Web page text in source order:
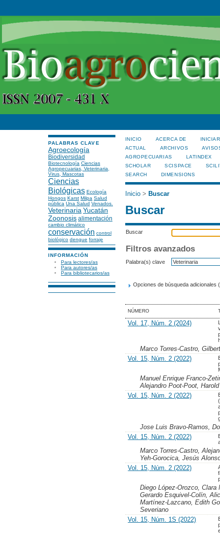
PALABRAS CLAVE
Agroecología
Biodiversidad
Biotecnología Ciencias
Agropecuarias, Veterinaria,
Virus, Mascotas
Ciencias
Biológicas Ecología
Hongos Karst Milpa Salud
pública Una Salud Venados.
Veterinaria Yucatán
Zoonosis alimentación
cambio climático
conservación control
biológico dengue forraje
INFORMACIÓN
Para lectores/as
Para autores/as
Para bibliotecarios/as
INICIO ACERCA DE
ACTUAL
ARCHIVOS
AGROPECUARIAS
LATINDEX
SCHOLAR
SCISPACE
SEARCH
DIMENSIONS
Inicio> Buscar
Buscar
Buscar
Filtros avanzados
Palabra(s) clave
Opciones de búsqueda adicionales
NÚMERO
Vol. 17, Núm. 2 (2024)
Marco Torres-Castro,
Vol. 15, Núm. 2 (2022)
Manuel Enrique Franco-
Alejandro Poot-Poot,
Vol. 15, Núm. 2 (2022)
Jose Luis Bravo-Ramos,
Vol. 15, Núm. 2 (2022)
Marco Torres-Castro,
Yeh-Gorocica, Jesús
Vol. 15, Núm. 2 (2022)
Diego López-Orozco,
Gerardo Esquivel-Colín,
Martínez-Lazcano, Edith
Severiano
Vol. 15, Núm. 1S (2022)